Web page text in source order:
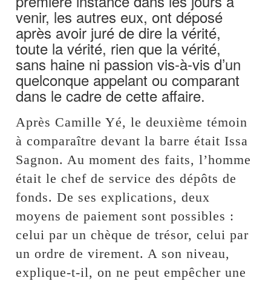
venir, les autres eux, ont déposé
après avoir juré de dire la vérité,
toute la vérité, rien que la vérité,
sans haine ni passion vis-à-vis d’un
quelconque appelant ou comparant
dans le cadre de cette affaire.
Après Camille Yé, le deuxième témoin
à comparaître devant la barre était Issa
Sagnon. Au moment des faits, l’homme
était le chef de service des dépôts de
fonds. De ses explications, deux
moyens de paiement sont possibles :
celui par un chèque de trésor, celui par
un ordre de virement. A son niveau,
explique-t-il, on ne peut empêcher une